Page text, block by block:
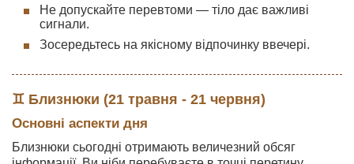
Не допускайте перевтоми — тіло дає важливі
сигнали.
Зосередьтесь на якісному відпочинку ввечері.
♊ Близнюки (21 травня - 21 червня)
Основні аспекти дня
Близнюки сьогодні отримають величезний обсяг